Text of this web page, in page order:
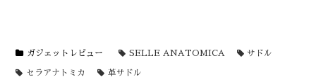
ガジェットレビュー SELLE ANATOMICA サドル
セラアナトミカ 革サドル